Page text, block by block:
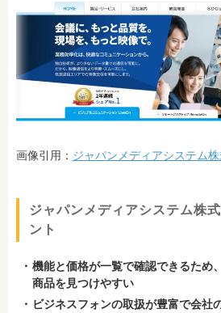
画像引用： ジャパンメディアシステム
ジャパンメディアシステム株
ント
機能と価格が一覧で確認できるため
商品を見つけやすい
ビジネスフォンの取扱が豊富で会社